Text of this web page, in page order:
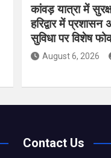
कांवड़ यात्रा में
हरिद्वार में
सुविधा पर विशेष
August 6, 2026
Contact Us